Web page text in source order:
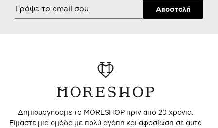
Δημιουργήσαμε το MORESHOP πριν από 20 χρόνια.
Είμαστε μια ομάδα με πολύ αγάπη και αφοσίωση σε αυτό